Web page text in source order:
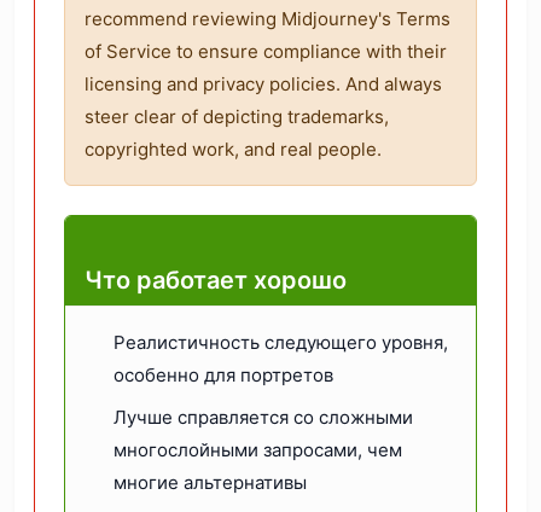
recommend reviewing Midjourney's Terms
of Service to ensure compliance with their
licensing and privacy policies. And always
steer clear of depicting trademarks,
copyrighted work, and real people.
Что работает хорошо
Реалистичность следующего уровня,
особенно для портретов
Лучше справляется со сложными
многослойными запросами, чем
многие альтернативы